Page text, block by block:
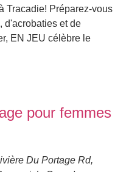
Tracadie! Préparez-vous
d'acrobaties et de
EN JEU célèbre le
pour femmes
Du Portage Rd,